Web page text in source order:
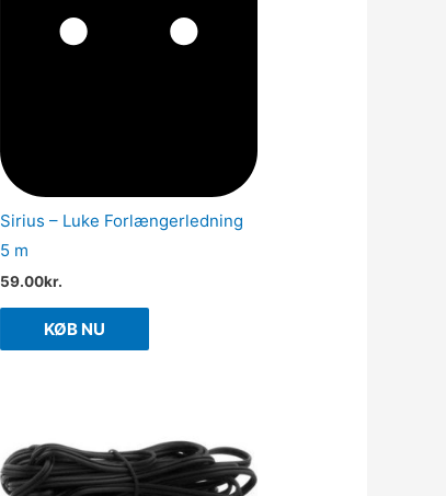
Sirius – Luke Forlængerledning
5 m
59.00kr.
KØB NU